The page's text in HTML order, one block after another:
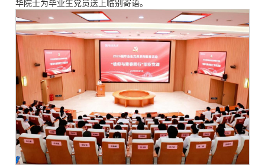
华院士为毕业生党员送上临别寄语。